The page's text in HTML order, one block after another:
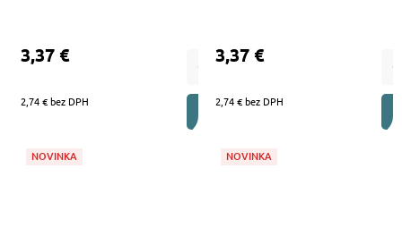
2,74 € bez DPH
3,37 €
2,74 € bez DPH
3,37 €
NOVINKA NOVINKA